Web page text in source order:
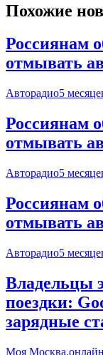
Похожие
Россиянам
отмывать
Авторадио5
Россиянам
отмывать
Авторадио5
Россиянам
отмывать
Авторадио5
Владельцы
поездки:
зарядные
Моя Москва.онлайн